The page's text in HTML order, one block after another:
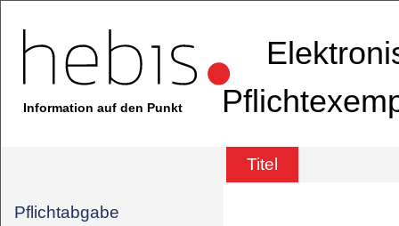
Information auf den Punkt
Titel
Pflichtabgabe